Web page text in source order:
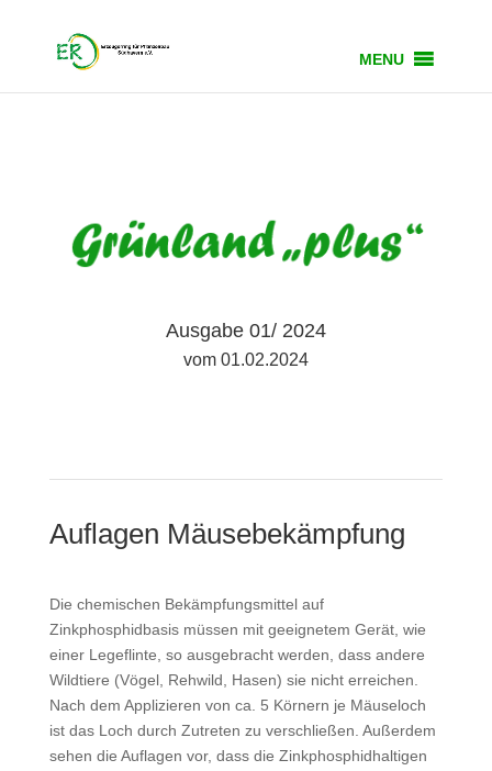
MENU
Ausgabe 01/ 2024
vom 01.02.2024
Auflagen Mäusebekämpfung
Die chemischen Bekämpfungsmittel auf
Zinkphosphidbasis müssen mit geeignetem Gerät, wie
einer Legeflinte, so ausgebracht werden, dass andere
Wildtiere (Vögel, Rehwild, Hasen) sie nicht erreichen.
Nach dem Applizieren von ca. 5 Körnern je Mäuseloch
ist das Loch durch Zutreten zu verschließen. Außerdem
sehen die Auflagen vor, dass die Zinkphosphidhaltigen